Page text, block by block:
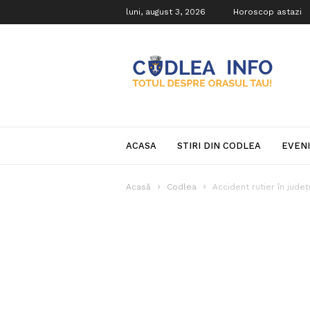
luni, august 3, 2026 Horoscop astazi
Info
ACASA STIRI DIN CODLEA
Acasă Codlea Accident rutier în